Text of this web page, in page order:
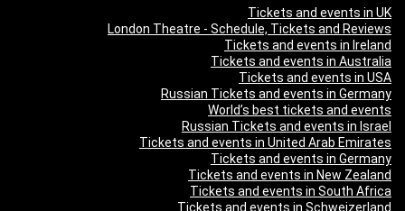
Tickets and events in UK
London Theatre - Schedule, Tickets and Reviews
Tickets and events in Ireland
Tickets and events in Australia
Tickets and events in USA
Russian Tickets and events in Germany
World’s best tickets and events
Russian Tickets and events in Israel
Tickets and events in United Arab Emirates
Tickets and events in Germany
Tickets and events in New Zealand
Tickets and events in South Africa
Tickets and events in Schweizerland